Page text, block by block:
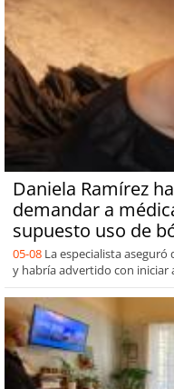
Daniela Ramírez
demandar a
supuesto uso de
05-08 La especialista
y habría advertido con iniciar